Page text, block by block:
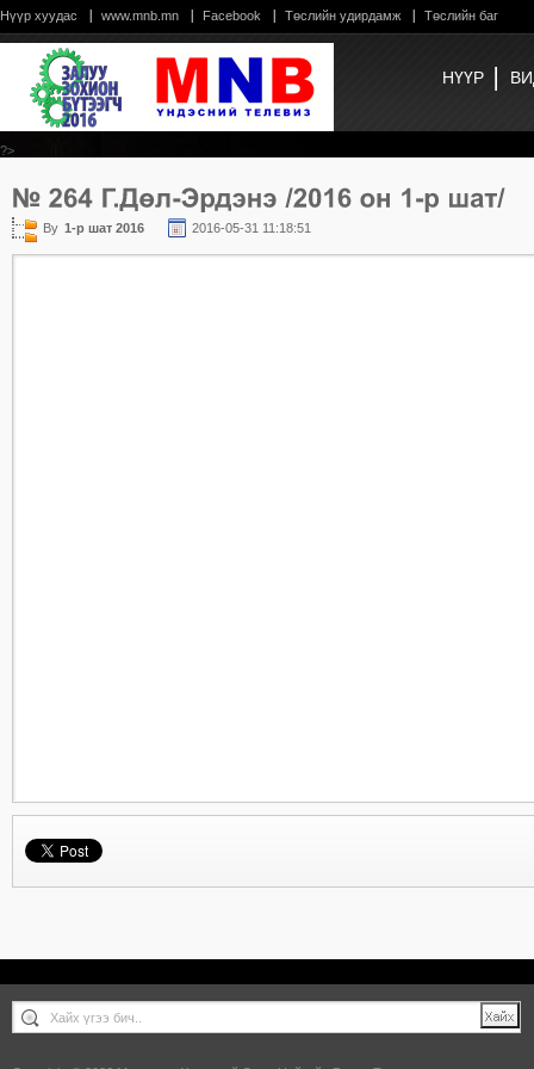
Нүүр хуудас www.mnb.mn Facebook Төслийн удирдамж Төслийн баг
НҮҮР
?>
By 1-р шат 2016 2016-05-31 11:18:51